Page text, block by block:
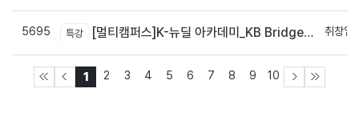
5695 특강 [멀티캠퍼스]K-뉴딜 아카데미_KB Bridge 과정 취창업
1 2 3 4 5 6 7 8 9 10